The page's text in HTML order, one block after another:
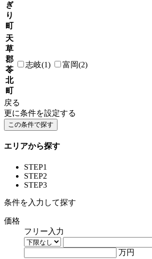
ぎ
り
町
天
草
郡
苓
北
町
志岐(1) 富岡(2)
戻る
更に条件を設定する
エリアから探す
STEP1
STEP2
STEP3
条件を入力して探す
価格
フリー入力
万円